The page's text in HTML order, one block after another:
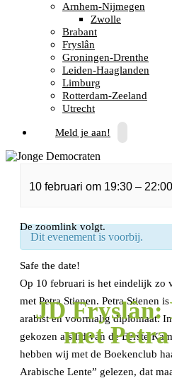
Arnhem-Nijmegen
Zwolle
Brabant
Fryslân
Groningen-Drenthe
Leiden-Haaglanden
Limburg
Rotterdam-Zeeland
Utrecht
Meld je aan!
Dit evenement is voorbij.
JD Fryslân:
met
10 februari om 19:30 – 22:00
De zoomlink volgt.
Safe the date!
Op 10 februari is het eindelijk zo
met Petra Stienen. Petra Stienen
arabist en voormalig diplomaat.
gekozen als lid van de Eerste
hebben wij met de Boekenclub
Arabische Lente” gelezen, dat